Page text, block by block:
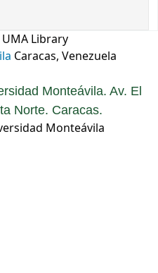
Library
Caracas, Venezuela
Monteávila. Av. El
Norte. Caracas.
Monteávila